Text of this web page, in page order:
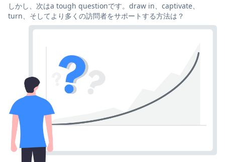
しかし、次はa tough questionです。draw in、captivate、
turn、そしてより多くの訪問者をサポートする方法は？